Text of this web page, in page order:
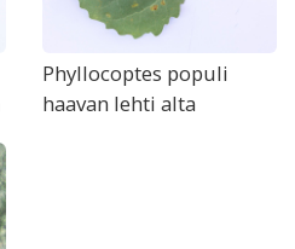
Phyllocoptes populi
haavan lehti alta